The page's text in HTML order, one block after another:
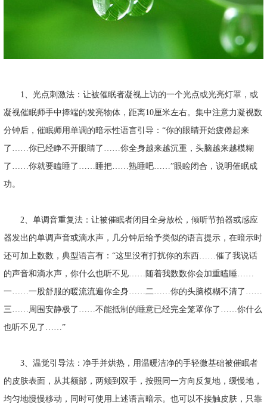
1、光点刺激法：让被催眠者凝视上访的一个光点或光亮灯罩，或
凝视催眠师手中捧端的发亮物体，距离10厘米左右。集中注意力凝视数
分钟后，催眠师用单调的暗示性语言引导：“你的眼睛开始疲倦起来
了……你已经睁不开眼睛了……你全身越来越沉重，头脑越来越模糊
了……你就要瞌睡了……睡把……熟睡吧……”眼睑闭合，说明催眠成
功。
2、单调音重复法：让被催眠者闭目全身放松，倾听节拍器或感应
器发出的单调声音或滴水声，几分钟后给予类似的语言提示，在暗示时
还可加上数数，典型语言有：“这里没有打扰你的东西……催了我说话
的声音和滴水声，你什么也听不见……随着我数数你会加重瞌睡……
一……一股舒服的暖流流遍你全身……二……你的头脑模糊不清了……
三……周围安静极了……不能抵制的睡意已经完全笼罩你了……你什么
也听不见了……”
3、温觉引导法：净手并烘热，用温暖洁净的手轻微基础被催眠者
的皮肤表面，从其额部，两颊到双手，按照同一方向反复地，缓慢地，
均匀地慢慢移动，同时可使用上述语言暗示。也可以不接触皮肤，只靠